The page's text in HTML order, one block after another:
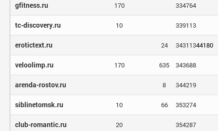
gfitness.ru 170 334764
tc-discovery.ru 10 339113
erotictext.ru 24 34311344180
veloolimp.ru 170 635 343688
arenda-rostov.ru 8 344219
siblinetomsk.ru 10 66 353274
club-romantic.ru 20 354287